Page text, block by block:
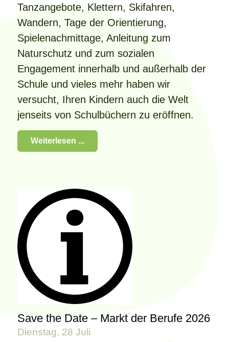
Tanzangebote, Klettern, Skifahren,
Wandern, Tage der Orientierung,
Spielenachmittage, Anleitung zum
Naturschutz und zum sozialen
Engagement innerhalb und außerhalb der
Schule und vieles mehr haben wir
versucht, Ihren Kindern auch die Welt
jenseits von Schulbüchern zu eröffnen.
Weiterlesen ...
Save the Date – Markt der Berufe 2026
Dienstag, 28 Juli